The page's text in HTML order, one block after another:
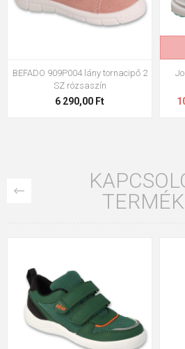
BEFADO 909P004 lány tornacipő 2
SZ rózsaszín
6 290,00 Ft